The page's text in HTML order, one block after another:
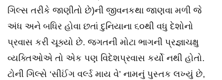
ગિલ્સ તરીકે જાણીતો છે)ની જીવનકથા જાણવા મળી જે
અંધ અને બધિર હોવા છતાં દુનિયાના ૬૦થી વધુ દેશોનો
પ્રવાસ કરી ચૂક્યો છે. જગતની મોટા ભાગની પ્રજ્ઞાચક્ષુ
વ્યક્તિઓએ તો એક પણ વિદેશપ્રવાસ કર્યો નથી હોતો.
ટોની ગિલ્સે ‘સીઈંગ વર્લ્ડ માય વે’ નામનું પુસ્તક લખ્યું છે,